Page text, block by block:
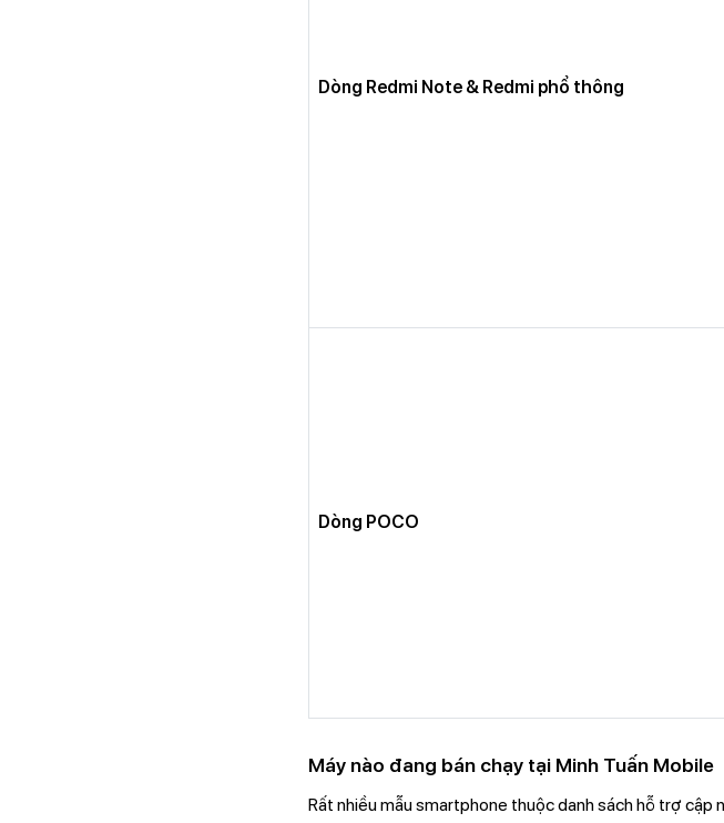
Dòng Redmi Note & Redmi phổ thông
Dòng POCO
Máy nào đang bán chạy tại Minh Tuấn Mobile
Rất nhiều mẫu smartphone thuộc danh sách hỗ trợ